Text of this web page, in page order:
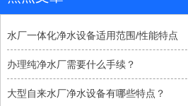
水厂一体化净水设备适用范围/性能特点
办理纯净水厂需要什么手续？
大型自来水厂净水设备有哪些特点？